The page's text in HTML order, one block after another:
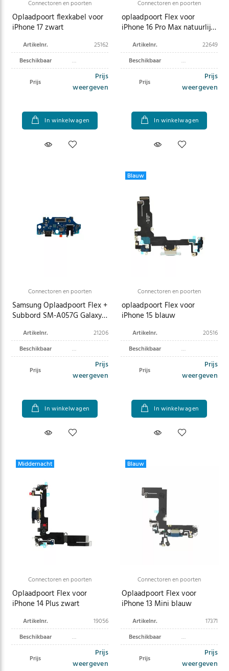
Connectoren en poorten
Oplaadpoort flexkabel voor
iPhone 17 zwart
Artikelnr.
25162
Beschikbaar
Prijs
Prijs
weergeven
In winkelwagen
Connectoren en poorten
oplaadpoort Flex voor
iPhone 16 Pro Max natuurlijk
Artikelnr.
22649
Beschikbaar
Prijs
Prijs
weergeven
In winkelwagen
Connectoren en poorten
Samsung Oplaadpoort Flex +
Subbord SM-A057G Galaxy
Artikelnr.
21206
Beschikbaar
Prijs
Prijs
weergeven
In winkelwagen
Blauw
Connectoren en poorten
oplaadpoort Flex voor
iPhone 15 blauw
Artikelnr.
20516
Beschikbaar
Prijs
Prijs
weergeven
In winkelwagen
Middernacht
Connectoren en poorten
Oplaadpoort Flex voor
iPhone 14 Plus zwart
Artikelnr.
19056
Beschikbaar
Prijs
Prijs
weergeven
Blauw
Connectoren en poorten
Oplaadpoort Flex voor
iPhone 13 Mini blauw
Artikelnr.
17371
Beschikbaar
Prijs
Prijs
weergeven